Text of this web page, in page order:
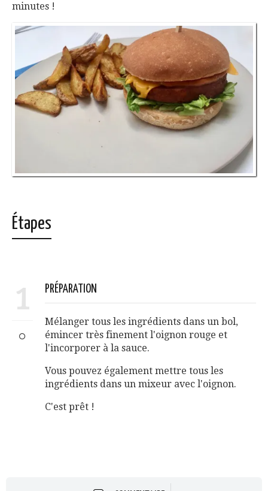
minutes !
Étapes
1 PRÉPARATION
Mélanger tous les ingrédients dans un bol,
émincer très finement l'oignon rouge et
l'incorporer à la sauce.
Vous pouvez également mettre tous les
ingrédients dans un mixeur avec l'oignon.
C'est prêt !